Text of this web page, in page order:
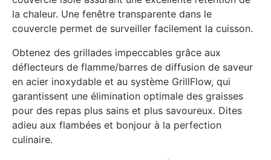
la chaleur. Une fenêtre transparente dans le
couvercle permet de surveiller facilement la cuisson.
Obtenez des grillades impeccables grâce aux
déflecteurs de flamme/barres de diffusion de saveur
en acier inoxydable et au système GrillFlow, qui
garantissent une élimination optimale des graisses
pour des repas plus sains et plus savoureux. Dites
adieu aux flambées et bonjour à la perfection
culinaire.